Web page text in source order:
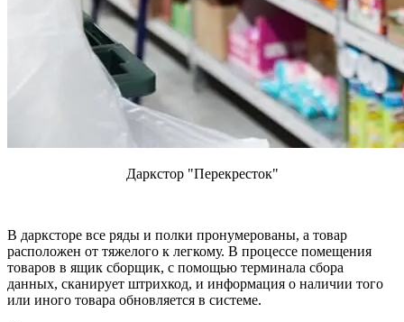
Даркстор "Перекресток"
В дарксторе все ряды и полки пронумерованы, а товар
расположен от тяжелого к легкому. В процессе помещения
товаров в ящик сборщик, с помощью терминала сбора
данных, сканирует штрихкод, и информация о наличии того
или иного товара обновляется в системе.